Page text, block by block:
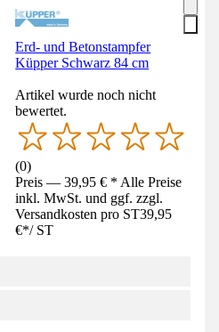
Erd- und Betonstampfer
Küpper Schwarz 84 cm
Artikel wurde noch nicht
bewertet.
(0)
Preis — 39,95 € * Alle Preise
inkl. MwSt. und ggf. zzgl.
Versandkosten pro ST39,95
€*/ ST